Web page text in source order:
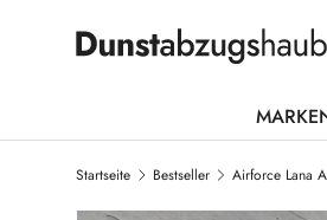
DIREKT ZUM INHALT
Startseite Bestseller Airforce Lana